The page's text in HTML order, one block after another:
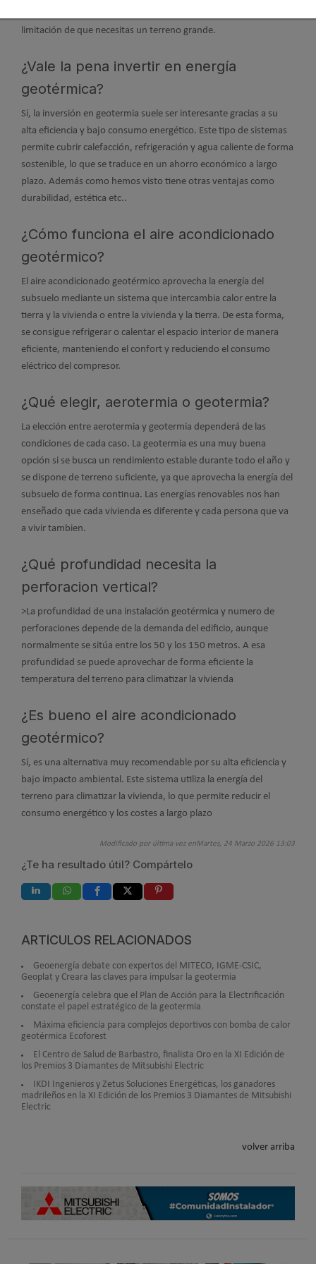
limitación de que necesitas un terreno grande.
¿Vale la pena invertir en energía
geotérmica?
Sí, la inversión en geotermia suele ser interesante gracias a su
alta eficiencia y bajo consumo energético. Este tipo de sistemas
permite cubrir calefacción, refrigeración y agua caliente de forma
sostenible, lo que se traduce en un ahorro económico a largo
plazo. Además como hemos visto tiene otras ventajas como
durabilidad, estética etc..
¿Cómo funciona el aire acondicionado
geotérmico?
El aire acondicionado geotérmico aprovecha la energía del
subsuelo mediante un sistema que intercambia calor entre la
tierra y la vivienda o entre la vivienda y la tierra. De esta forma,
se consigue refrigerar o calentar el espacio interior de manera
eficiente, manteniendo el confort y reduciendo el consumo
eléctrico del compresor.
¿Qué elegir, aerotermia o geotermia?
La elección entre aerotermia y geotermia dependerá de las
condiciones de cada caso. La geotermia es una muy buena
opción si se busca un rendimiento estable durante todo el año y
se dispone de terreno suficiente, ya que aprovecha la energía del
subsuelo de forma continua. Las energías renovables nos han
enseñado que cada vivienda es diferente y cada persona que va
a vivir tambien.
¿Qué profundidad necesita la
perforacion vertical?
>La profundidad de una instalación geotérmica y numero de
perforaciones depende de la demanda del edificio, aunque
normalmente se sitúa entre los 50 y los 150 metros. A esa
profundidad se puede aprovechar de forma eficiente la
temperatura del terreno para climatizar la vivienda
¿Es bueno el aire acondicionado
geotérmico?
Sí, es una alternativa muy recomendable por su alta eficiencia y
bajo impacto ambiental. Este sistema utiliza la energía del
terreno para climatizar la vivienda, lo que permite reducir el
consumo energético y los costes a largo plazo
Modificado por última vez enMartes, 24 Marzo 2026 13:03
¿Te ha resultado útil? Compártelo
ARTÍCULOS RELACIONADOS
Geoenergía debate con expertos del MITECO, IGME-CSIC,
Geoplat y Creara las claves para impulsar la geotermia
Geoenergía celebra que el Plan de Acción para la Electrificación
constate el papel estratégico de la geotermia
Máxima eficiencia para complejos deportivos con bomba de calor
geotérmica Ecoforest
El Centro de Salud de Barbastro, finalista Oro en la XI Edición de
los Premios 3 Diamantes de Mitsubishi Electric
IKDI Ingenieros y Zetus Soluciones Energéticas, los ganadores
madrileños en la XI Edición de los Premios 3 Diamantes de Mitsubishi
Electric
volver arriba